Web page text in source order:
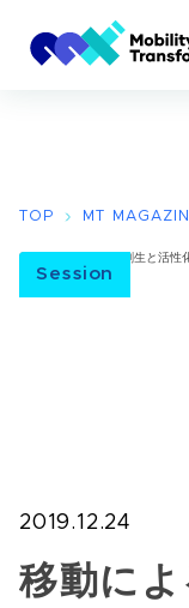
TOP MT
Session
2019.12.24
移動に